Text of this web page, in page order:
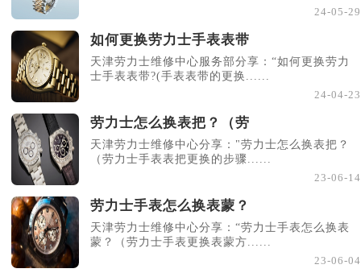
24-05-29
如何更换劳力士手表表带
天津劳力士维修中心服务部分享：“如何更换劳力
士手表表带?(手表表带的更换......
24-04-23
劳力士怎么换表把？（劳
天津劳力士维修中心分享："劳力士怎么换表把？
（劳力士手表表把更换的步骤......
23-06-14
劳力士手表怎么换表蒙？
天津劳力士维修中心分享：“劳力士手表怎么换表
蒙？（劳力士手表更换表蒙方......
23-06-04